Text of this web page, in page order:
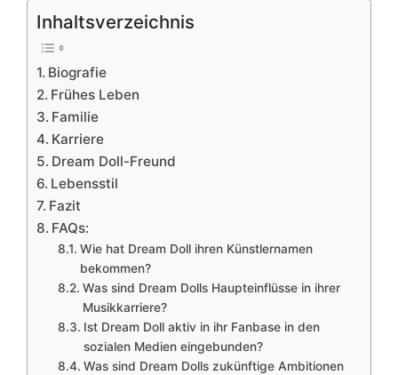
Inhaltsverzeichnis
Biografie
Frühes Leben
Familie
Karriere
Dream Doll-Freund
Lebensstil
Fazit
FAQs:
Wie hat Dream Doll ihren Künstlernamen
bekommen?
Was sind Dream Dolls Haupteinflüsse in ihrer
Musikkarriere?
Ist Dream Doll aktiv in ihr Fanbase in den
sozialen Medien eingebunden?
Was sind Dream Dolls zukünftige Ambitionen